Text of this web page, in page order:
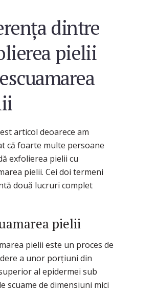
dintre
pielii
articol deoarece am
că foarte multe persoane
exfolierea pielii cu
pielii. Cei doi termeni
două lucruri complet
pielii
pielii este un proces de
a unor porțiuni din
al epidermei sub
scuame de dimensiuni mici